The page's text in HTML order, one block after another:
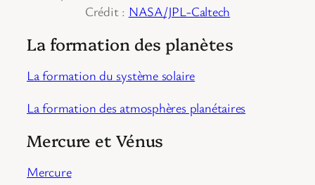
Crédit : NASA/JPL-Caltech
La formation des planètes
La formation du système solaire
La formation des atmosphères planétaires
Mercure et Vénus
Mercure